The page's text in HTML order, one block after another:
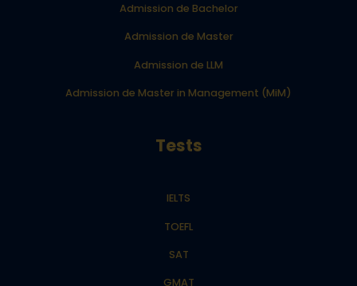
Admission de Bachelor
Admission de Master
Admission de LLM
Admission de Master in Management (MiM)
Tests
IELTS
TOEFL
SAT
GMAT